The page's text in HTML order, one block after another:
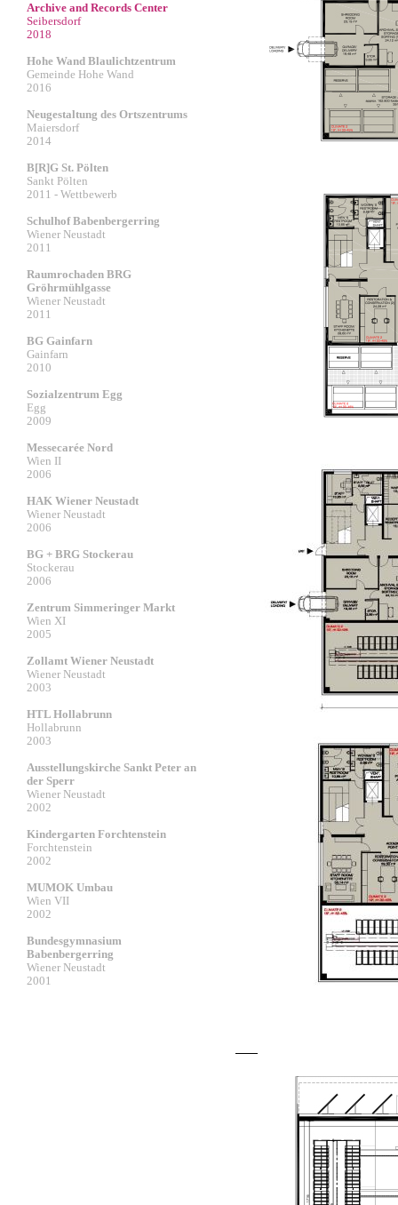
Archive and Records Center
Seibersdorf
2018
Hohe Wand Blaulichtzentrum
Gemeinde Hohe Wand
2016
Neugestaltung des Ortszentrums
Maiersdorf
2014
B[R]G St. Pölten
Sankt Pölten
2011 - Wettbewerb
Schulhof Babenbergerring
Wiener Neustadt
2011
Raumrochaden BRG
Gröhrmühlgasse
Wiener Neustadt
2011
BG Gainfarn
Gainfarn
2010
Sozialzentrum Egg
Egg
2009
Messecarée Nord
Wien II
2006
HAK Wiener Neustadt
Wiener Neustadt
2006
BG + BRG Stockerau
Stockerau
2006
Zentrum Simmeringer Markt
Wien XI
2005
Zollamt Wiener Neustadt
Wiener Neustadt
2003
HTL Hollabrunn
Hollabrunn
2003
Ausstellungskirche Sankt Peter an
der Sperr
Wiener Neustadt
2002
Kindergarten Forchtenstein
Forchtenstein
2002
MUMOK Umbau
Wien VII
2002
Bundesgymnasium
Babenbergerring
Wiener Neustadt
2001